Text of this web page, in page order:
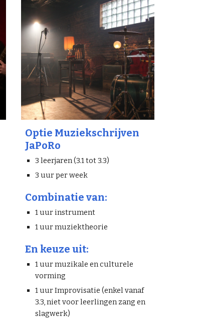
Optie Muziekschrijven
JaPoRo
3 leerjaren (3.1 tot 3.3)
3 uur per week
Combinatie van:
1 uur instrument
1 uur muziektheorie
En keuze uit:
1 uur muzikale en culturele
vorming
1 uur Improvisatie (enkel vanaf
3.3, niet voor leerlingen zang en
slagwerk)